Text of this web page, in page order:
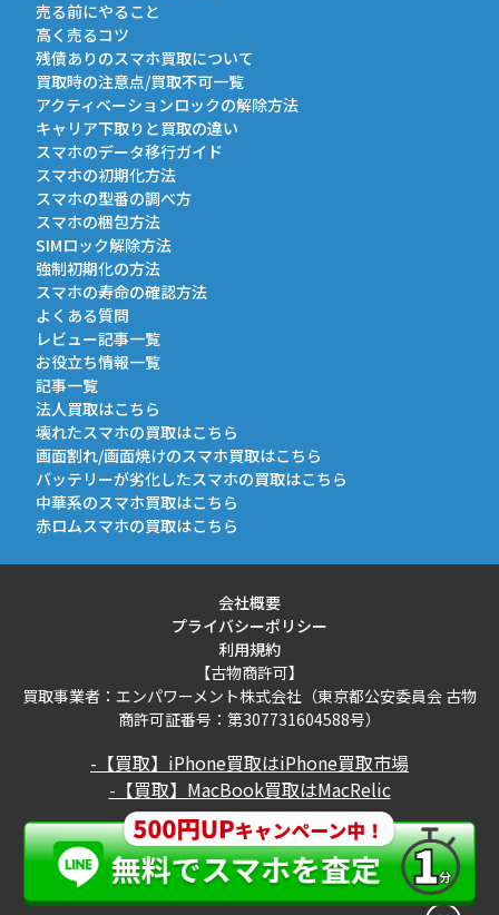
売る前にやること
高く売るコツ
残債ありのスマホ買取について
買取時の注意点/買取不可一覧
アクティベーションロックの解除方法
キャリア下取りと買取の違い
スマホのデータ移行ガイド
スマホの初期化方法
スマホの型番の調べ方
スマホの梱包方法
SIMロック解除方法
強制初期化の方法
スマホの寿命の確認方法
よくある質問
レビュー記事一覧
お役立ち情報一覧
記事一覧
法人買取はこちら
壊れたスマホの買取はこちら
画面割れ/画面焼けのスマホ買取はこちら
バッテリーが劣化したスマホの買取はこちら
中華系のスマホ買取はこちら
赤ロムスマホの買取はこちら
会社概要
プライバシーポリシー
利用規約
【古物商許可】
買取事業者：エンパワーメント株式会社（東京都公安委員会 古物
商許可証番号：第307731604588号）
-【買取】iPhone買取はiPhone買取市場
-【買取】MacBook買取はMacRelic